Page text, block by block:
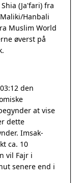
(Ja'fari) fra
Hanbali
Muslim World
øverst på
den
at vise
dette
Imsak-
ca. 10
vil Fajr i
senere end i